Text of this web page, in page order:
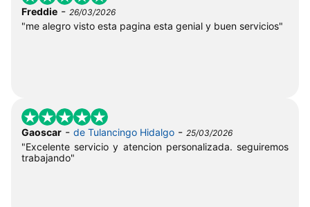
Freddie - 26/03/2026
"me alegro visto esta pagina esta genial y buen servicios"
Gaoscar - de Tulancingo Hidalgo - 25/03/2026
"Excelente servicio y atencion personalizada. seguiremos
trabajando"